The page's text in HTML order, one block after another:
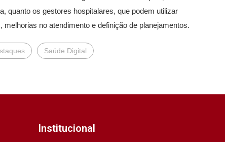
quanto os gestores hospitalares, que podem utilizar
no atendimento e definição de planejamentos.
Saúde Digital
Institucional